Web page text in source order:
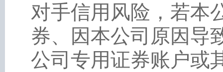
对手信用风险，若本
券、因本公司原因导
公司专用证券账户或